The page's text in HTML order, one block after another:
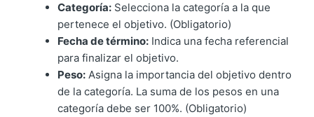
Categoría: Selecciona la categoría a la que
pertenece el objetivo. (Obligatorio)
Fecha de término: Indica una fecha referencial
para finalizar el objetivo.
Peso: Asigna la importancia del objetivo dentro
de la categoría. La suma de los pesos en una
categoría debe ser 100%. (Obligatorio)